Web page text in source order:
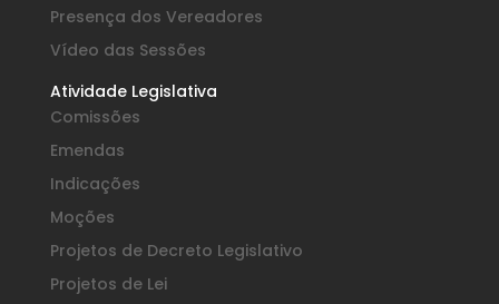
Presença dos Vereadores
Vídeo das Sessões
Atividade Legislativa
Comissões
Emendas
Indicações
Moções
Projetos de Decreto Legislativo
Projetos de Lei